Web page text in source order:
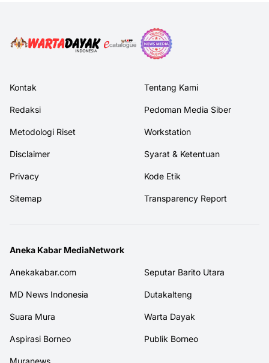
Kontak Tentang Kami
Redaksi Pedoman Media Siber
Metodologi Riset Workstation
Disclaimer Syarat & Ketentuan
Privacy Kode Etik
Sitemap Transparency Report
Aneka Kabar MediaNetwork
Anekakabar.com Seputar Barito Utara
MD News Indonesia Dutakalteng
Suara Mura Warta Dayak
Aspirasi Borneo Publik Borneo
Muranews